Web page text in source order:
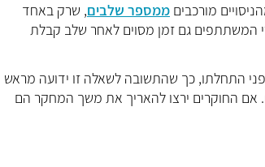
מורכבים ממספר שלבים, שרק באחד
המשתתפים גם זמן מסוים לאחר שלב קבלת
התחלתו, כך שהתשובה לשאלה זו ידועה מראש
אם החוקרים ירצו להאריך את משך המחקר הם